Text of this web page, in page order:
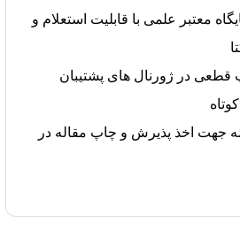
معتبر علمی با قابلیت استعلام و
قطعی در ژورنال های پشتیبان
جهت اخذ پذیرش و چاپ مقاله در